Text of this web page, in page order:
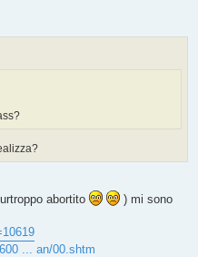
abortito
) mi sono
... an/00.shtm